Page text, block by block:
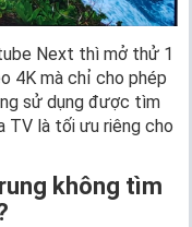
Next thì mở thử 1
4K mà chỉ cho phép
sử dụng được tìm
TV là tối ưu riêng cho
không tìm